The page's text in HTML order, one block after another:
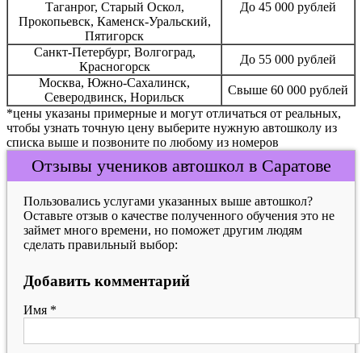
Таганрог, Старый Оскол,
Прокопьевск, Каменск-Уральский,
Пятигорск
До 45 000 рублей
Санкт-Петербург, Волгоград,
Красногорск
До 55 000 рублей
Москва, Южно-Сахалинск,
Северодвинск, Норильск
Свыше 60 000 рублей
*цены указаны примерные и могут отличаться от реальных,
чтобы узнать точную цену выберите нужную автошколу из
списка выше и позвоните по любому из номеров
Отзывы учеников автошкол в Саратове
Пользовались услугами указанных выше автошкол?
Оставьте отзыв о качестве полученного обучения это не
займет много времени, но поможет другим людям
сделать правильный выбор:
Добавить комментарий
Имя *